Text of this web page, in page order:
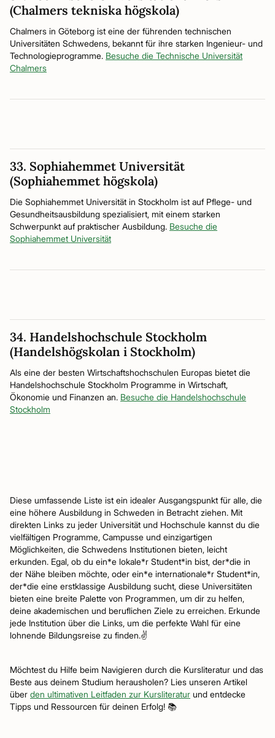
(Chalmers tekniska högskola)
Chalmers in Göteborg ist eine der führenden technischen
Universitäten Schwedens, bekannt für ihre starken Ingenieur- und
Technologieprogramme. Besuche die Technische Universität
Chalmers
33. Sophiahemmet Universität
(Sophiahemmet högskola)
Die Sophiahemmet Universität in Stockholm ist auf Pflege- und
Gesundheitsausbildung spezialisiert, mit einem starken
Schwerpunkt auf praktischer Ausbildung. Besuche die
Sophiahemmet Universität
34. Handelshochschule Stockholm
(Handelshögskolan i Stockholm)
Als eine der besten Wirtschaftshochschulen Europas bietet die
Handelshochschule Stockholm Programme in Wirtschaft,
Ökonomie und Finanzen an. Besuche die Handelshochschule
Stockholm
Diese umfassende Liste ist ein idealer Ausgangspunkt für alle, die
eine höhere Ausbildung in Schweden in Betracht ziehen. Mit
direkten Links zu jeder Universität und Hochschule kannst du die
vielfältigen Programme, Campusse und einzigartigen
Möglichkeiten, die Schwedens Institutionen bieten, leicht
erkunden. Egal, ob du ein*e lokale*r Student*in bist, der*die in
der Nähe bleiben möchte, oder ein*e internationale*r Student*in,
der*die eine erstklassige Ausbildung sucht, diese Universitäten
bieten eine breite Palette von Programmen, um dir zu helfen,
deine akademischen und beruflichen Ziele zu erreichen. Erkunde
jede Institution über die Links, um die perfekte Wahl für eine
lohnende Bildungsreise zu finden.✌️
Möchtest du Hilfe beim Navigieren durch die Kursliteratur und das
Beste aus deinem Studium herausholen? Lies unseren Artikel
über den ultimativen Leitfaden zur Kursliteratur und entdecke
Tipps und Ressourcen für deinen Erfolg! 📚